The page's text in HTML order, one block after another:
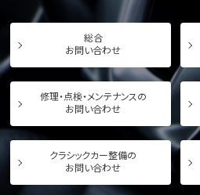
総合
お問い合わせ
修理・点検・メンテナンスの
お問い合わせ
クラシックカー整備の
お問い合わせ